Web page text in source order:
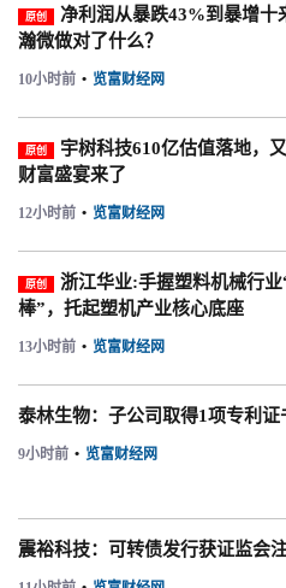
原创
净利润从暴跌43%到暴增十
瀚微做对了什么？
10小时前 • 览富财经网
原创
宇树科技610亿估值落地，
财富盛宴来了
12小时前 • 览富财经网
原创
浙江华业:手握塑料机械行业
棒”，托起塑机产业核心底座
13小时前 • 览富财经网
泰林生物：子公司取得1项专利证
9小时前 • 览富财经网
震裕科技：可转债发行获证监会